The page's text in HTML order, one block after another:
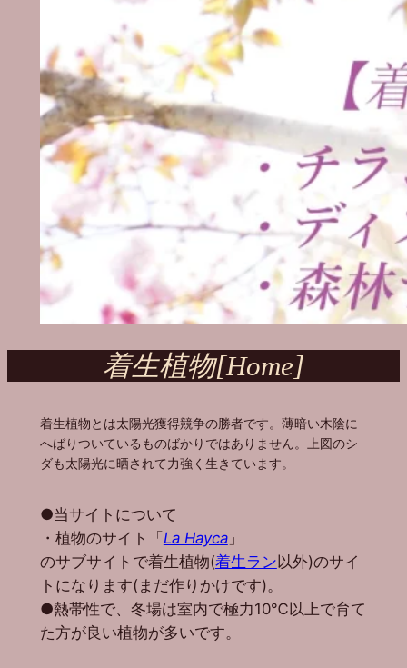
着生植物[Home]
着生植物とは太陽光獲得競争の勝者です。薄暗い木陰に
へばりついているものばかりではありません。上図のシ
ダも太陽光に晒されて力強く生きています。
●当サイトについて
・植物のサイト「La Hayca」
のサブサイトで着生植物(着生ラン以外)のサイ
トになります(まだ作りかけです)。
●熱帯性で、冬場は室内で極力10℃以上で育て
た方が良い植物が多いです。